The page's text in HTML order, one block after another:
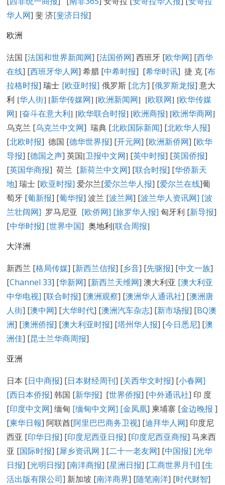
华人网] 斐 济[斐济日报]
欧洲
法国 [法国和世界新闻网] [法国侨网] 西班牙 [欧华网] [西华
在线] [西班牙华人网] 希腊 [中希时报] [希华时讯] 捷 克 [布
拉格时报]瑞士 [欧亚时报] 俄罗斯 [北方] [俄罗斯龙报]意大
利 [华人街] [新华传媒网] [欧洲新闻网] [欧联网] [欧华传媒
网] [奋斗在意大利] [欧华联合时报] [欧洲商报] [欧洲华商网]
乌克兰 [乌克兰中文网] 瑞典 [北欧国际新闻] [北欧华人报]
[北欧时报] 德国 [德华世界报] [开元网] [欧洲新侨网] [欧华
导报] [德国之声] 英国[卫报中文网] [英中时报] [英国侨报]
[英国华商报] 荷兰 [新荷兰中文网] [联合时报] [华侨新天
地] 瑞士 [欧亚时报] 爱尔兰[爱尔兰华人报] [爱尔兰在线]葡
萄牙 [葡新报] [葡华报] 波兰 [波兰网] [波兰华人资讯网] [波
兰壮阔网] 罗马尼亚 [欧侨网] [旅罗华人报] 匈牙利 [新导报]
[中华时报] [世界中国] 奥地利[联合周报]
大洋洲
新西兰 [格局传媒] [新西兰信报] [乡音] [先驱报] [中文一族]
[Channel 33] [华新网] [新西兰天维网] 澳大利亚 [澳大利亚
中华电视] [联合时报] [澳洲观察] [澳洲华人通讯社] [澳洲唐
人街] [澳中网] [大华时代] [澳洲汽车杂志] [新市场报] [BQ澳
洲] [澳洲侨报] [澳大利亚时报] [塔州华人报] [今日悉尼] [澳
洲佳] [昆士兰华商周报]
亚洲
日本 [日中商报] [日本财经周刊] [关西华文时报] [小春网]
[西日本侨报] 韩国 [新华报] [世界侨报] [中外通讯社] 印 度
[印度中文网] 缅甸 [缅甸中文网] [金凤凰] 柬埔寨 [金边晚报 ]
[柬华日報] 阿联酋[阿里巴巴商务卫视] [迪拜华人网] 印度尼
西亚 [印华日报] [印度尼西亚日报] [印度尼西亚商报] 马来西
亚 [国际时报] [犀乡资讯网 ] [二十一老友网] [中国报] [光华
日报] [光明日报] [南洋商报] [星洲日报] [工商世界月刊] [生
活出版有限公司] 新加坡 [南洋商界] [随笔南洋] [时代财智]